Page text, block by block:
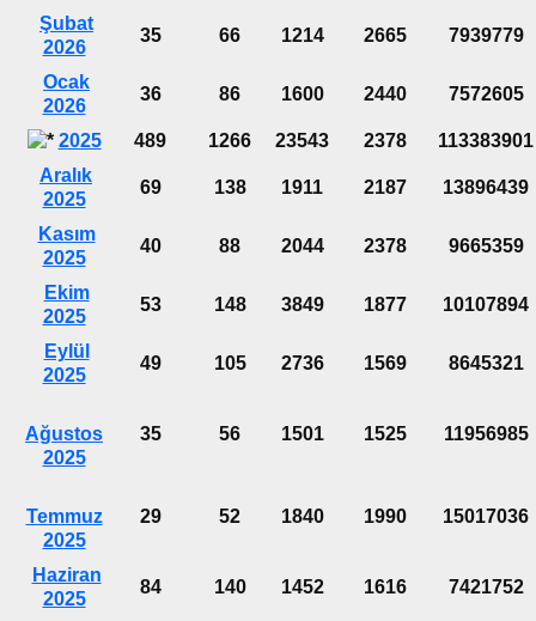
Şubat
2026
35 66 1214 2665 7939779
Ocak
2026
36 86 1600 2440 7572605
2025 489 1266 23543 2378
113383901
Aralık
2025
69 138 1911 2187 13896439
Kasım
2025
40 88 2044 2378 9665359
Ekim
2025
53 148 3849 1877 10107894
Eylül
2025
49 105 2736 1569 8645321
Ağustos
2025
35 56 1501 1525 11956985
Temmuz
2025
29 52 1840 1990 15017036
Haziran
2025
84 140 1452 1616 7421752